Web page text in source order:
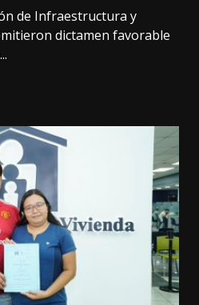
de Infraestructura y
dictamen favorable